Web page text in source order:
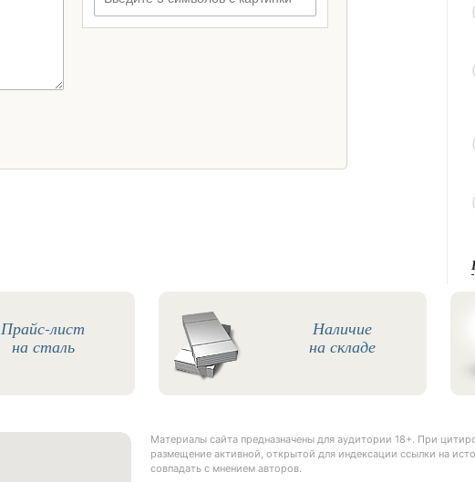
Прайс-лист
на сталь
Наличие
на складе
Материалы сайта предназначены для аудитории 18+. При
размещение активной, открытой для индексации ссылки на
совпадать с мнением авторов.